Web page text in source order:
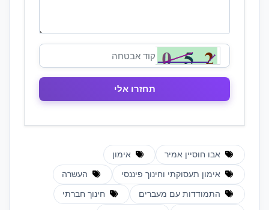
אבו חוסיין אמיר אימון
אימון תעסוקתי וחינוך פיננסי העשרה
התמודדות עם מעברים חינוך חברתי